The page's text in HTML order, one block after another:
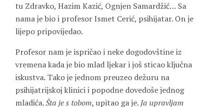
tu Zdravko, Hazim Kazić, Ognjen Samardžić… Sa
nama je bio i profesor Ismet Cerić, psihijatar. On je
lijepo pripovijedao.
Profesor nam je ispričao i neke dogodovštine iz
vremena kada je bio mlad ljekar i još sticao ključna
iskustva. Tako je jednom preuzeo dežuru na
psihijatrijskoj klinici i popodne dovedoše jednog
mladića.Šta je s tobom, upitao ga je. Ja upravljam